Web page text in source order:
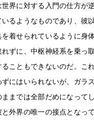
界に対する入門の仕方が
るようなものであり、彼
着せられているように身
ずに、中枢神経系を乗っ
こともできないのだ。こ
にはいられないが、ガラ
までは全部だめになって
外界の唯一の接点となっ